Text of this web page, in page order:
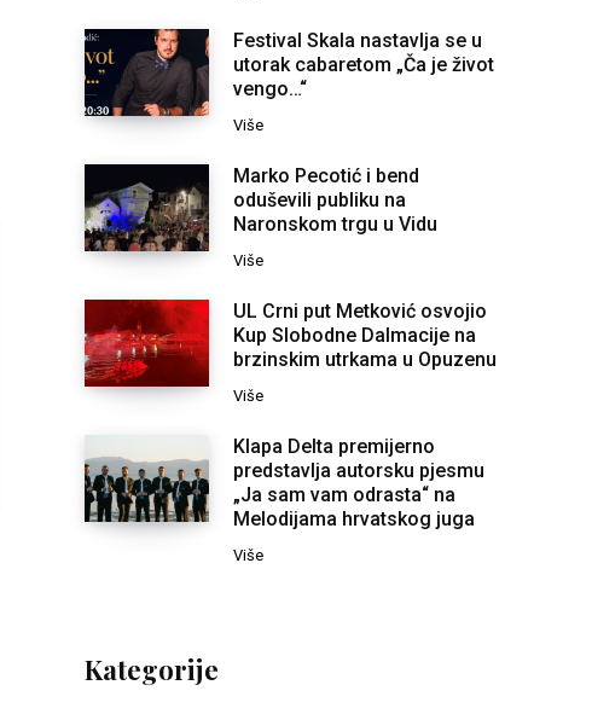
Festival Skala nastavlja se u
utorak cabaretom „Ča je život
vengo…“
Više
Marko Pecotić i bend
oduševili publiku na
Naronskom trgu u Vidu
Više
UL Crni put Metković osvojio
Kup Slobodne Dalmacije na
brzinskim utrkama u Opuzenu
Više
Klapa Delta premijerno
predstavlja autorsku pjesmu
„Ja sam vam odrasta“ na
Melodijama hrvatskog juga
Više
Kategorije